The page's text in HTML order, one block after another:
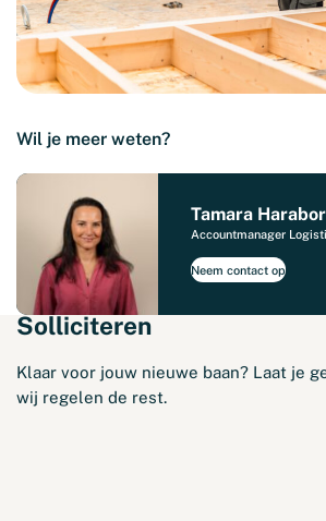
Wil je meer weten?
Tamara Harabor
Accountmanager
Neem contact op
Solliciteren
Klaar voor jouw nieuwe baan? Laat je
wij regelen de rest.